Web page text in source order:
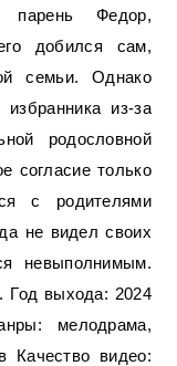
добился сам,
семьи. Однако
из-за
родословной
согласие только
с родителями
не видел своих
невыполнимым.
Год выхода: 2024
мелодрама,
Качество видео: